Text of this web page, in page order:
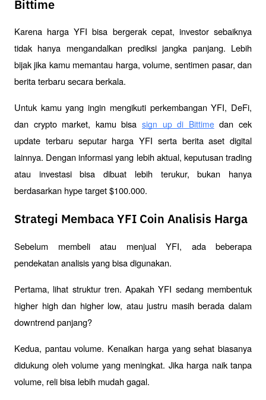
Bittime
Karena harga YFI bisa bergerak cepat, investor sebaiknya
tidak hanya mengandalkan prediksi jangka panjang. Lebih
bijak jika kamu memantau harga, volume, sentimen pasar, dan
berita terbaru secara berkala.
Untuk kamu yang ingin mengikuti perkembangan YFI, DeFi,
dan crypto market, kamu bisa sign up di Bittime dan cek
update terbaru seputar harga YFI serta berita aset digital
lainnya. Dengan informasi yang lebih aktual, keputusan trading
atau investasi bisa dibuat lebih terukur, bukan hanya
berdasarkan hype target $100.000.
Strategi Membaca YFI Coin Analisis Harga
Sebelum membeli atau menjual YFI, ada beberapa
pendekatan analisis yang bisa digunakan.
Pertama, lihat struktur tren. Apakah YFI sedang membentuk
higher high dan higher low, atau justru masih berada dalam
downtrend panjang?
Kedua, pantau volume. Kenaikan harga yang sehat biasanya
didukung oleh volume yang meningkat. Jika harga naik tanpa
volume, reli bisa lebih mudah gagal.